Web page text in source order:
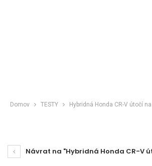
Domov TESTY Hybridná Honda CR-V útočí
Návrat na "Hybridná Honda CR-V